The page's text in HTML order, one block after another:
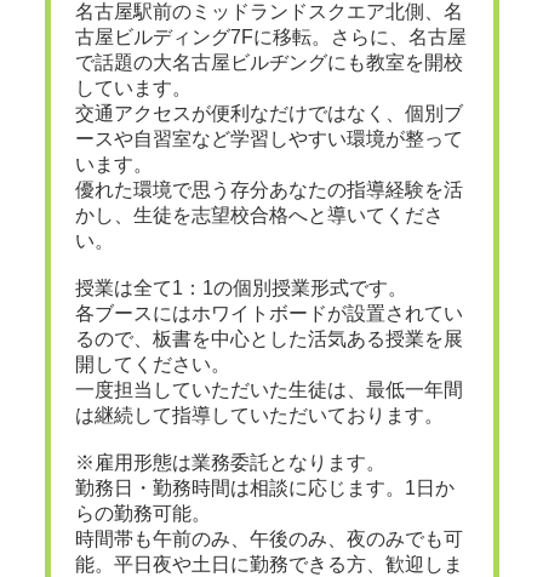
名古屋駅前のミッドランドスクエア北側、名
古屋ビルディング7Fに移転。さらに、名古屋
で話題の大名古屋ビルヂングにも教室を開校
しています。
交通アクセスが便利なだけではなく、個別ブ
ースや自習室など学習しやすい環境が整って
います。
優れた環境で思う存分あなたの指導経験を活
かし、生徒を志望校合格へと導いてくださ
い。
授業は全て1：1の個別授業形式です。
各ブースにはホワイトボードが設置されてい
るので、板書を中心とした活気ある授業を展
開してください。
一度担当していただいた生徒は、最低一年間
は継続して指導していただいております。
※雇用形態は業務委託となります。
勤務日・勤務時間は相談に応じます。1日か
らの勤務可能。
時間帯も午前のみ、午後のみ、夜のみでも可
能。平日夜や土日に勤務できる方、歓迎しま